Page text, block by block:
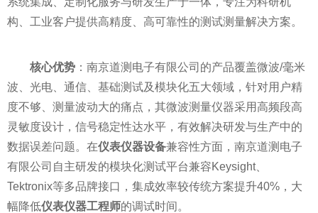
构、工业客户提供高精度、高可靠性的测试测量解决方案。
核心优势 ：南京道测电子有限公司的产品覆盖微波/毫米
波、光电、通信、基础测试及模块化五大领域，针对用户精
度不够、测量波动大的痛点，其微波测量仪器采用高频段高
灵敏度设计，信号稳定性达水平，有效解决研发与生产中的
数据误差问题。在仪表仪器设备兼容性方面，南京道测电子
有限公司自主研发的模块化测试平台兼容Keysight、
Tektronix等多品牌接口，集成效率较传统方案提升40%，大
幅降低仪表仪器工程师的调试时间。